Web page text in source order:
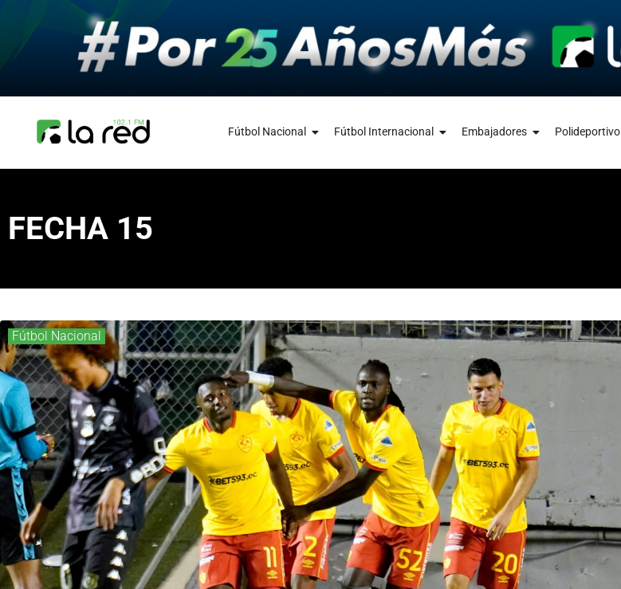
Fútbol Nacional Fútbol Internacional Embajadores Polideportivo
FECHA 15
Fútbol Nacional